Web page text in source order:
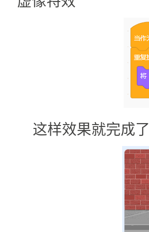
这样效果就完成了